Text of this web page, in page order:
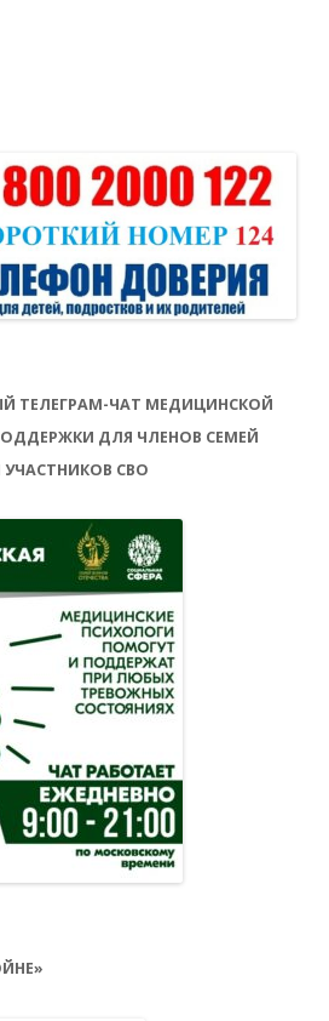
ТЕЛЕГРАМ-ЧАТ МЕДИЦИНСКОЙ
ДЛЯ ЧЛЕНОВ СЕМЕЙ
СВО